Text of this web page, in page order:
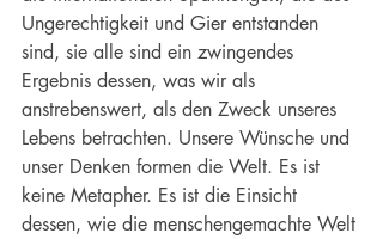
Ungerechtigkeit und Gier entstanden
sind, sie alle sind ein zwingendes
Ergebnis dessen, was wir als
anstrebenswert, als den Zweck unseres
Lebens betrachten. Unsere Wünsche und
unser Denken formen die Welt. Es ist
keine Metapher. Es ist die Einsicht
dessen, wie die menschengemachte Welt